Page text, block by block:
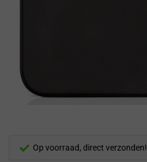
Op voorraad, direct verzonden!